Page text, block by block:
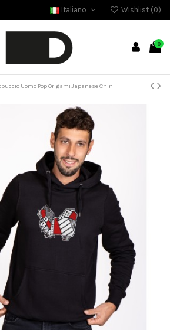
Italiano Wishlist (0)
0
Uomo Pop Origami Japanese Chin